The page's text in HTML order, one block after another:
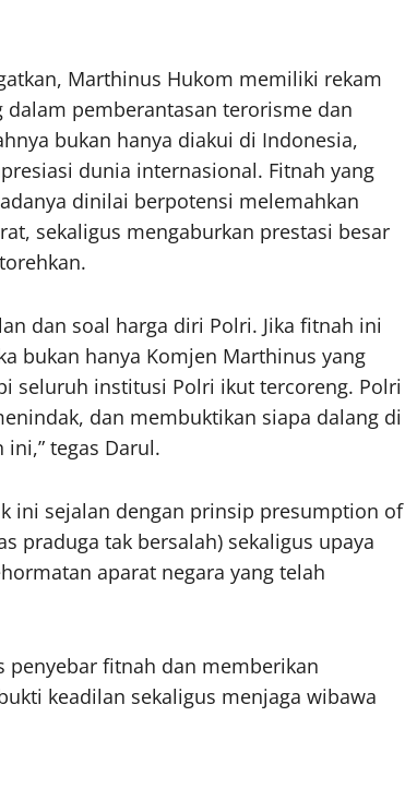
Marthinus Hukom memiliki rekam
dalam pemberantasan terorisme dan
bukan hanya diakui di Indonesia,
dunia internasional. Fitnah yang
dinilai berpotensi melemahkan
sekaligus mengaburkan prestasi besar
dan soal harga diri Polri. Jika fitnah ini
bukan hanya Komjen Marthinus yang
seluruh institusi Polri ikut tercoreng. Polri
dan membuktikan siapa dalang di
ini,” tegas Darul.
ini sejalan dengan prinsip presumption of
praduga tak bersalah) sekaligus upaya
aparat negara yang telah
penyebar fitnah dan memberikan
keadilan sekaligus menjaga wibawa